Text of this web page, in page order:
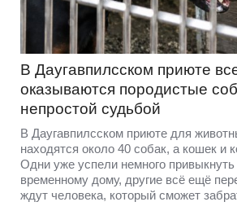
В Даугавпилсском приюте
оказываются породистые
непростой судьбой
В Даугавпилсском приюте для
находятся около 40 собак, а кошек и
Одни уже успели немного
временному дому, другие всё ещё
ждут человека, который сможет